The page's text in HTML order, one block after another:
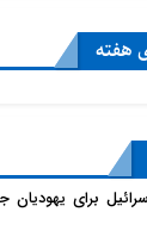
هفته
برای